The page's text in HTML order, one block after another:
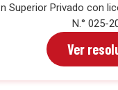
Superior Privado con
N.° 025-
Ver